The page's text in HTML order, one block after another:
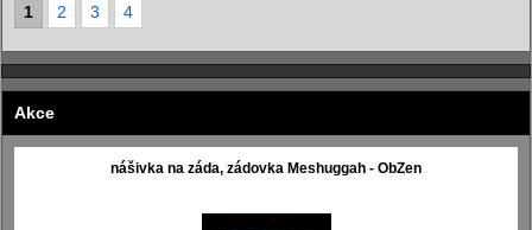
1 2 3 4
Akce
nášivka na záda, zádovka Meshuggah - ObZen